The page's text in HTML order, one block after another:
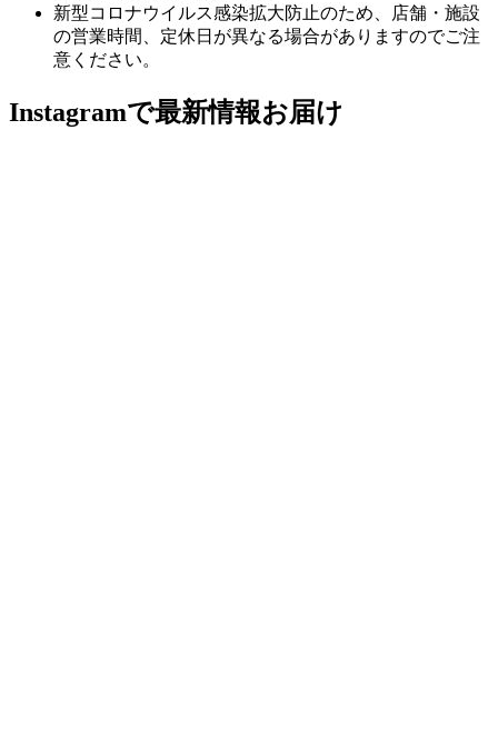
新型コロナウイルス感染拡大防止のため、店舗・施設
の営業時間、定休日が異なる場合がありますのでご注
意ください。
Instagramで最新情報お届け